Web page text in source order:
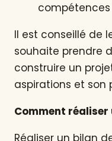
compétences
Il est conseillé de
souhaite prendre
construire un
aspirations et son
Comment réaliser
Réaliser un bilan